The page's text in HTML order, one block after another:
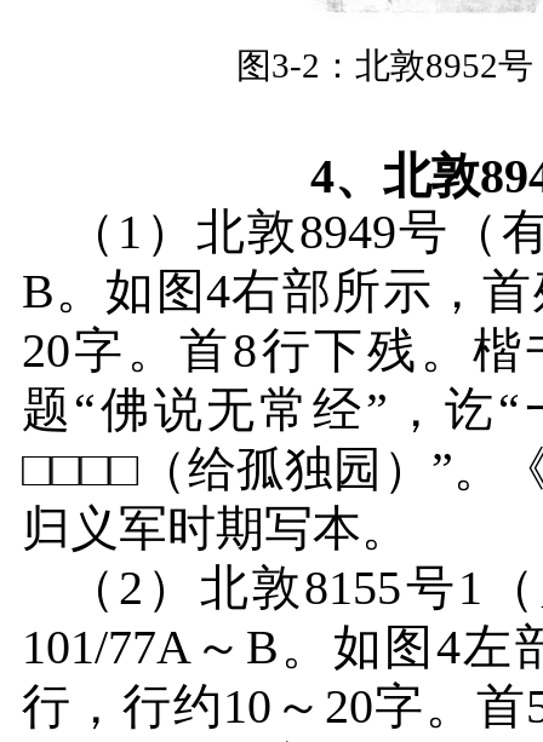
图3-2 ：北敦8952号
4、北敦
（ 1 ）北敦8949号（
B。如图4右部所示，
20字。首8行下残。楷
题“佛说无常经”，讫
□□□□（给孤独园）”。
归义军时期写本。
（ 2 ）北敦8155号1
101/77A～ B。如图 4左
行，行约10 ～ 20字。首